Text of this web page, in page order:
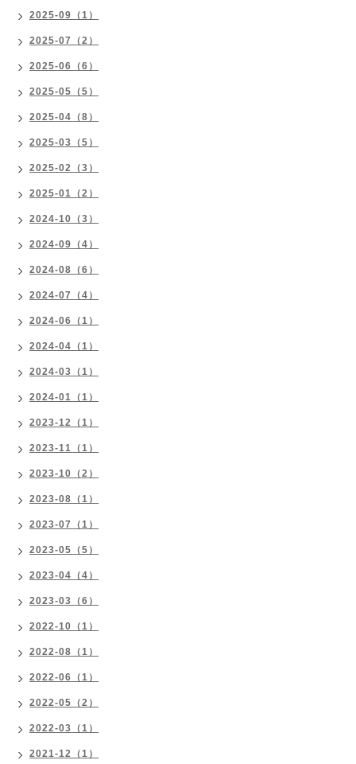
2025-09（1）
2025-07（2）
2025-06（6）
2025-05（5）
2025-04（8）
2025-03（5）
2025-02（3）
2025-01（2）
2024-10（3）
2024-09（4）
2024-08（6）
2024-07（4）
2024-06（1）
2024-04（1）
2024-03（1）
2024-01（1）
2023-12（1）
2023-11（1）
2023-10（2）
2023-08（1）
2023-07（1）
2023-05（5）
2023-04（4）
2023-03（6）
2022-10（1）
2022-08（1）
2022-06（1）
2022-05（2）
2022-03（1）
2021-12（1）